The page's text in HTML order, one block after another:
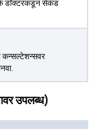
डॉक्टरकडून सेकंड
कन्सल्टेशन्सवर
उपलब्ध)